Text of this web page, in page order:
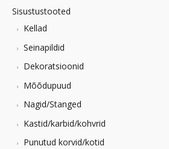
Sisustustooted
Kellad
Seinapildid
Dekoratsioonid
Mõõdupuud
Nagid/Stanged
Kastid/karbid/kohvrid
Punutud korvid/kotid